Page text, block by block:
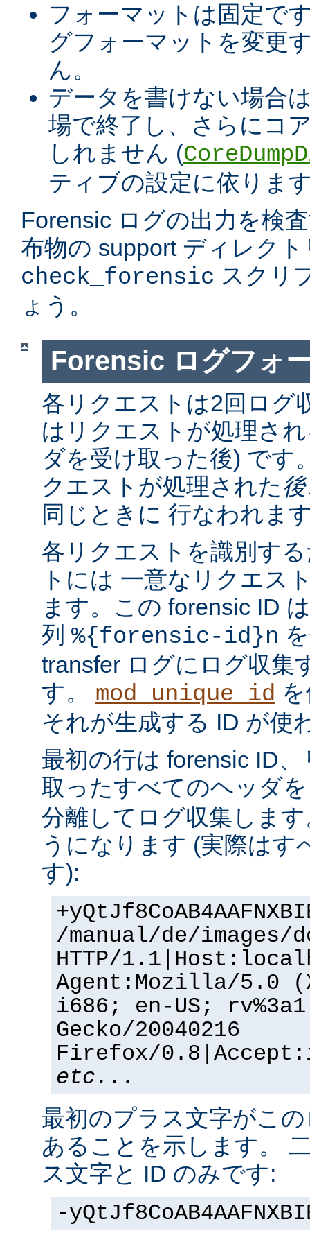
フォーマットは固定で
グフォーマットを変更
ん。
データを書けない場合
場で終了し、さらにコ
しれません (
ティブの設定に依りま
Forensic ログの出力を検
布物の support ディレク
check_forensic スクリ
ょう。
Forensic ログフォ
各リクエストは2回ログ
はリクエストが処理さ
ダを受け取った後) です
クエストが処理された後
同じときに 行なわれま
各リクエストを識別す
トには 一意なリクエス
ます。この forensic ID
列 %{forensic-id}n
transfer ログにログ収集
す。 mod_unique_id
それが生成する ID が使
最初の行は forensic ID
取ったすべてのヘッダ
分離してログ収集しま
うになります (実際はす
す):
/manual/de/images/
HTTP/
Agent:Mozilla/5.0
i686; en-US;
Gecko/20040216
Firefox/
etc...
最初のプラス文字がこ
あることを示します。
ス文字と ID のみです:
-